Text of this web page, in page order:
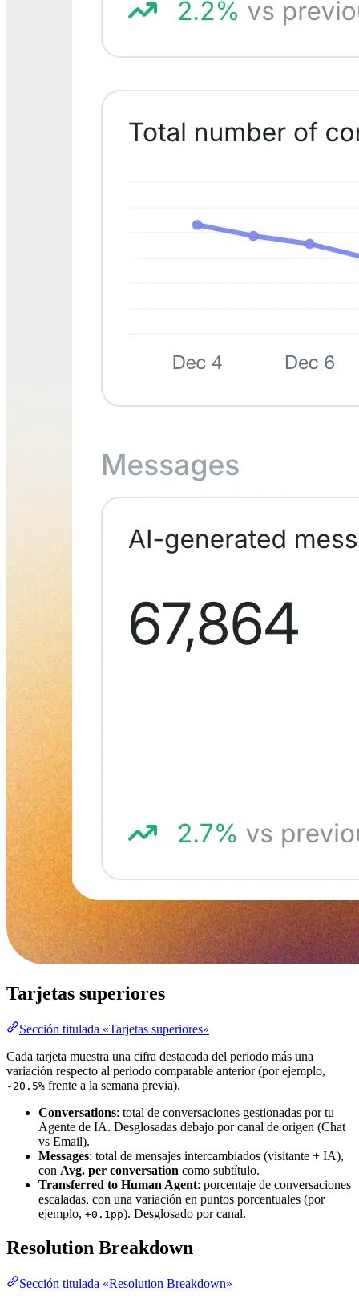
Tarjetas superiores
Sección titulada «Tarjetas superiores»
Cada tarjeta muestra una cifra destacada del periodo más una
variación respecto al periodo comparable anterior (por ejemplo,
-20.5% frente a la semana previa).
Conversations: total de conversaciones gestionadas por tu
Agente de IA. Desglosadas debajo por canal de origen (Chat
vs Email).
Messages: total de mensajes intercambiados (visitante + IA),
con Avg. per conversation como subtítulo.
Transferred to Human Agent: porcentaje de conversaciones
escaladas, con una variación en puntos porcentuales (por
ejemplo, +0.1pp). Desglosado por canal.
Resolution Breakdown
Sección titulada «Resolution Breakdown»